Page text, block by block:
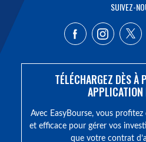
SUIVEZ-
TÉLÉCHARGEZ DÈS À
APPLICATION
Avec EasyBourse, vous
et efficace pour gérer vos
que votre contrat